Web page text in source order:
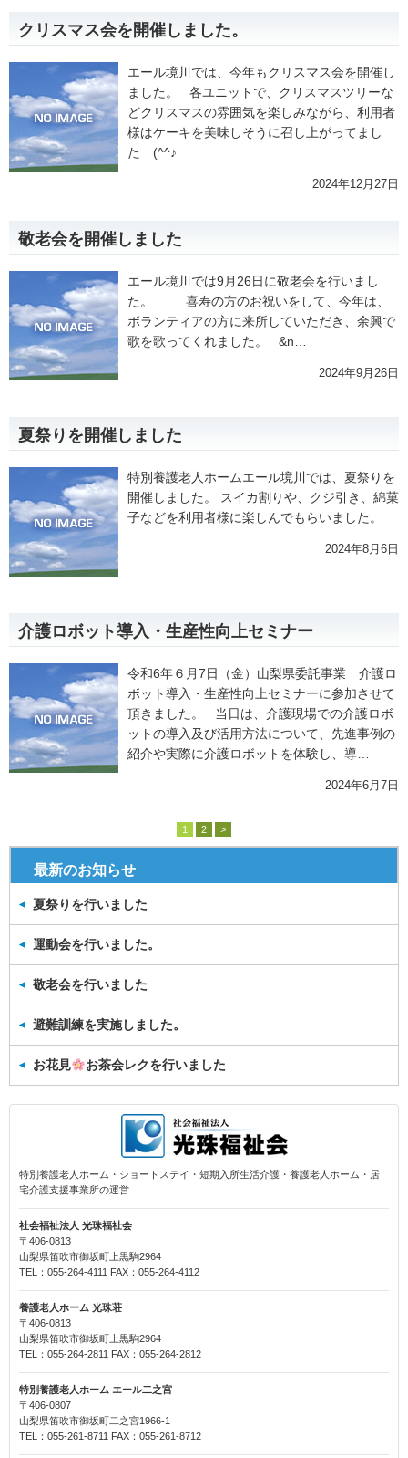
クリスマス会を開催しました。
エール境川では、今年もクリスマス会を開催し
ました。 各ユニットで、クリスマスツリーな
どクリスマスの雰囲気を楽しみながら、利用者
様はケーキを美味しそうに召し上がってまし
た (^^♪
2024年12月27日
敬老会を開催しました
エール境川では9月26日に敬老会を行いまし
た。 喜寿の方のお祝いをして、今年は、
ボランティアの方に来所していただき、余興で
歌を歌ってくれました。 &n…
2024年9月26日
夏祭りを開催しました
特別養護老人ホームエール境川では、夏祭りを
開催しました。 スイカ割りや、クジ引き、綿菓
子などを利用者様に楽しんでもらいました。
2024年8月6日
介護ロボット導入・生産性向上セミナー
令和6年６月7日（金）山梨県委託事業 介護ロ
ボット導入・生産性向上セミナーに参加させて
頂きました。 当日は、介護現場での介護ロボ
ットの導入及び活用方法について、先進事例の
紹介や実際に介護ロボットを体験し、導…
2024年6月7日
1 2 >
最新のお知らせ
夏祭りを行いました
運動会を行いました。
敬老会を行いました
避難訓練を実施しました。
お花見 お茶会レクを行いました
特別養護老人ホーム・ショートステイ・短期入所生活介護・養護老人ホーム・居
宅介護支援事業所の運営
社会福祉法人 光珠福祉会
〒406-0813
山梨県笛吹市御坂町上黒駒2964
TEL：055-264-4111 FAX：055-264-4112
養護老人ホーム 光珠荘
〒406-0813
山梨県笛吹市御坂町上黒駒2964
TEL：055-264-2811 FAX：055-264-2812
特別養護老人ホーム エール二之宮
〒406-0807
山梨県笛吹市御坂町二之宮1966-1
TEL：055-261-8711 FAX：055-261-8712